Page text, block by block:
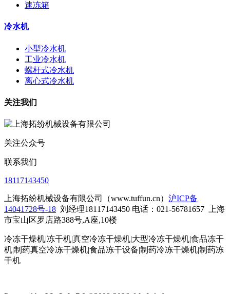
速冻箱
冷水机
小型冷水机
工业冷水机
螺杆式冷水机
离心式冷水机
关注我们
关注公众号
联系我们
18117143450
上海拓纷机械设备有限公司（www.tuffun.cn） 沪ICP备
14041728号-18 刘经理18117143450 电话：021-56781657
上海
市宝山区罗店路388号,A座,10楼
冷冻干燥机|冻干机|真空冷冻干燥机|大型冷冻干燥机|食品冻干
机|制药真空冷冻干燥机|食品冻干设备|制药冷冻干燥机|制药冻
干机